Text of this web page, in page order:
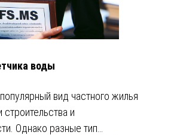
воды
вид частного жилья
и
Однако разные тип…